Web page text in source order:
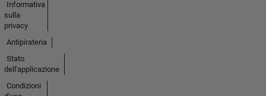
Informativa
sulla
privacy
Antipirateria
Stato
dell'applicazione
Condizioni